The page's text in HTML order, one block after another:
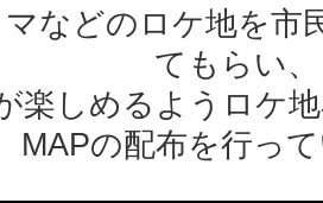
桜田ひよりさん、
などのロケ地を市
てもらい、
楽しめるようロケ
MAPの配布を行っ